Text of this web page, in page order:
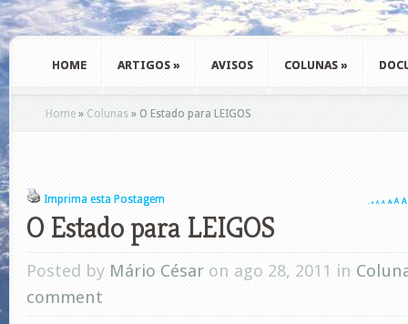
HOME ARTIGOS » AVISOS COLUNAS »
Home » Colunas » O Estado para LEIGOS
Imprima esta Postagem A A A A A A A
O Estado para LEIGOS
Posted by Mário César on ago 28, 2011 in
comment